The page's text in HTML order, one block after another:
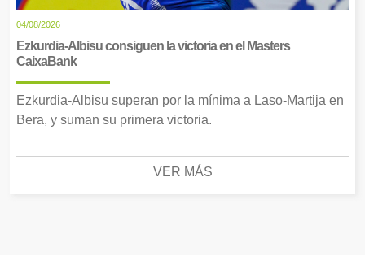
04/08/2026
Ezkurdia-Albisu consiguen la victoria en el Masters
CaixaBank
Ezkurdia-Albisu superan por la mínima a Laso-Martija en
Bera, y suman su primera victoria.
VER MÁS